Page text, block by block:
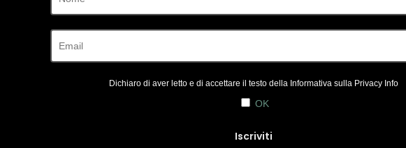
Dichiaro di aver letto e di accettare il testo della Informativa sulla Privacy Info
OK